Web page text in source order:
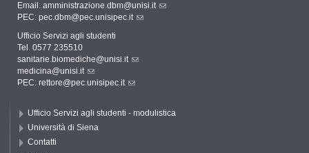
Email: amministrazione.dbm@unisi.it
PEC: pec.dbm@pec.unisipec.it
Ufficio Servizi agli studenti
Tel. 0577 235510
sanitarie.biomediche@unisi.it
medicina@unisi.it
PEC: rettore@pec.unisipec.it
Ufficio Servizi agli studenti - modulistica
Università di Siena
Contatti